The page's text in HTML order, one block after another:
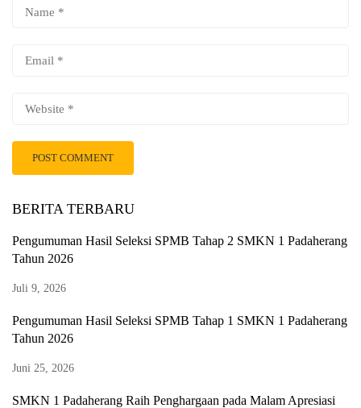
BERITA TERBARU
Pengumuman Hasil Seleksi SPMB Tahap 2 SMKN 1 Padaherang
Tahun 2026
Juli 9, 2026
Pengumuman Hasil Seleksi SPMB Tahap 1 SMKN 1 Padaherang
Tahun 2026
Juni 25, 2026
SMKN 1 Padaherang Raih Penghargaan pada Malam Apresiasi